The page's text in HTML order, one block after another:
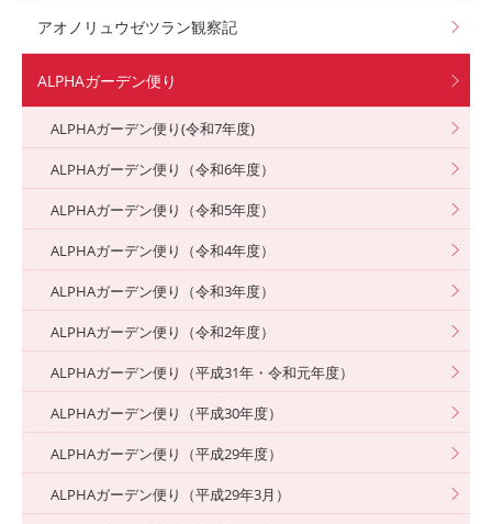
アオノリュウゼツラン観察記
ALPHAガーデン便り
ALPHAガーデン便り(令和7年度)
ALPHAガーデン便り（令和6年度）
ALPHAガーデン便り（令和5年度）
ALPHAガーデン便り（令和4年度）
ALPHAガーデン便り（令和3年度）
ALPHAガーデン便り（令和2年度）
ALPHAガーデン便り（平成31年・令和元年度）
ALPHAガーデン便り（平成30年度）
ALPHAガーデン便り（平成29年度）
ALPHAガーデン便り（平成29年3月）